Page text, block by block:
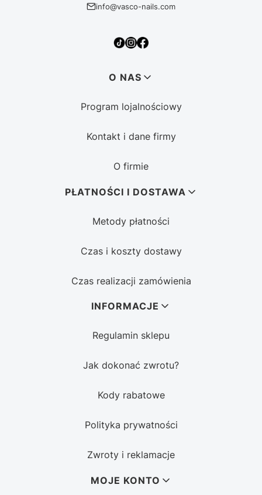
info@vasco-nails.com
O NAS
Program lojalnościowy
Kontakt i dane firmy
O firmie
PŁATNOŚCI I DOSTAWA
Metody płatności
Czas i koszty dostawy
Czas realizacji zamówienia
INFORMACJE
Regulamin sklepu
Jak dokonać zwrotu?
Kody rabatowe
Polityka prywatności
Zwroty i reklamacje
MOJE KONTO